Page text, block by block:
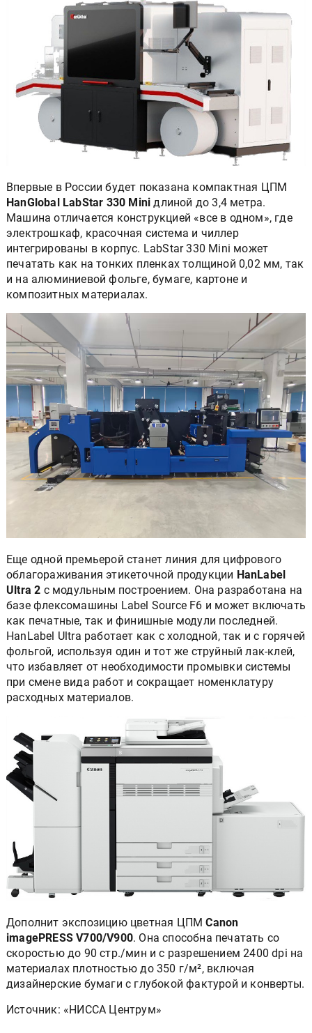
Впервые в России будет показана компактная ЦПМ
HanGlobal LabStar 330 Miniдлиной до 3,4 метра.
Машина отличается конструкцией «все в одном», где
электрошкаф, красочная система и чиллер
интегрированы в корпус. LabStar 330 Mini может
печатать как на тонких пленках толщиной 0,02 мм, так
и на алюминиевой фольге, бумаге, картоне и
композитных материалах.
Еще одной премьерой станет линия для цифрового
облагораживания этикеточной продукции HanLabel
Ultra 2 с модульным построением. Она разработана на
базе флексомашины Label Source F6 и может включать
как печатные, так и финишные модули последней.
HanLabel Ultra работает как с холодной, так и с горячей
фольгой, используя один и тот же струйный лак-клей,
что избавляет от необходимости промывки системы
при смене вида работ и сокращает номенклатуру
расходных материалов.
Дополнит экспозицию цветная ЦПМCanon
imagePRESS V700/V900. Она способна печатать со
скоростью до 90 стр./мин и с разрешением 2400 dpi на
материалах плотностью до 350 г/м², включая
дизайнерские бумаги с глубокой фактурой и конверты.
Источник: «НИССА Центрум»